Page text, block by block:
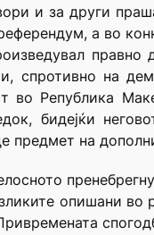
и за други
а во
правно
спротивно на
во Република
бидејќи
предмет на
опишани во